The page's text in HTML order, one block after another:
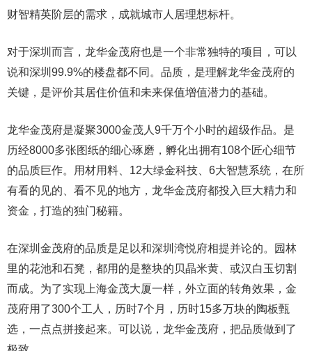
财智精英阶层的需求，成就城市人居理想标杆。
对于深圳而言，龙华金茂府也是一个非常独特的项目，可以
说和深圳99.9%的楼盘都不同。品质，是理解龙华金茂府的
关键，是评价其居住价值和未来保值增值潜力的基础。
龙华金茂府是凝聚3000金茂人9千万个小时的超级作品。是
历经8000多张图纸的细心琢磨，孵化出拥有108个匠心细节
的品质巨作。用材用料、12大绿金科技、6大智慧系统，在所
有看的见的、看不见的地方，龙华金茂府都投入巨大精力和
资金，打造的独门秘籍。
在深圳金茂府的品质是足以和深圳湾悦府相提并论的。园林
里的花池和石凳，都用的是整块的贝晶米黄、或汉白玉切割
而成。为了实现上海金茂大厦一样，外立面的转角效果，金
茂府用了300个工人，历时7个月，历时15多万块的陶板甄
选，一点点拼接起来。可以说，龙华金茂府，把品质做到了